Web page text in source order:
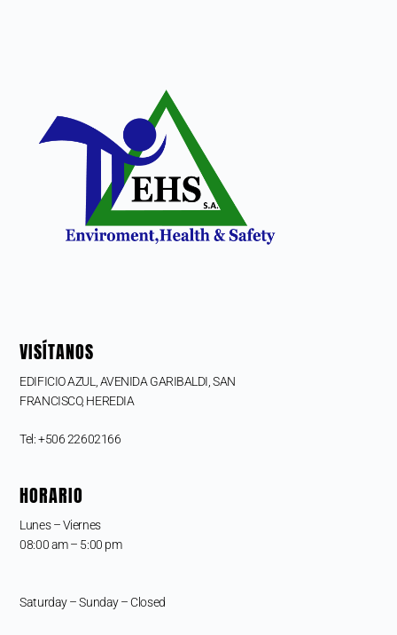
VISÍTANOS
EDIFICIO AZUL, AVENIDA GARIBALDI, SAN
FRANCISCO, HEREDIA
Tel: +506 22602166
HORARIO
Lunes – Viernes
08:00 am – 5:00 pm
Saturday – Sunday – Closed